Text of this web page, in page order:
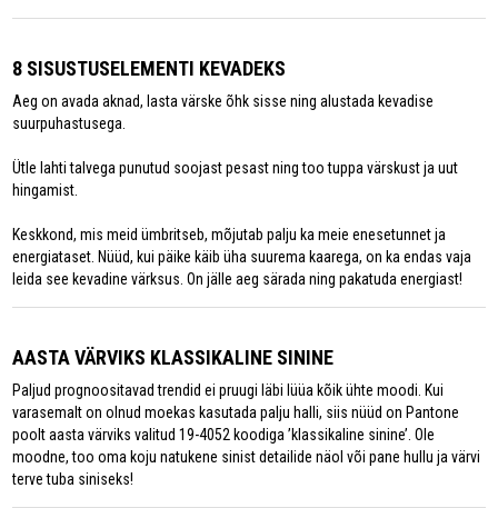
8 SISUSTUSELEMENTI KEVADEKS
Aeg on avada aknad, lasta värske õhk sisse ning alustada kevadise
suurpuhastusega.
Ütle lahti talvega punutud soojast pesast ning too tuppa värskust ja uut
hingamist.
Keskkond, mis meid ümbritseb, mõjutab palju ka meie enesetunnet ja
energiataset. Nüüd, kui päike käib üha suurema kaarega, on ka endas vaja
leida see kevadine värksus. On jälle aeg särada ning pakatuda energiast!
AASTA VÄRVIKS KLASSIKALINE SININE
Paljud prognoositavad trendid ei pruugi läbi lüüa kõik ühte moodi. Kui
varasemalt on olnud moekas kasutada palju halli, siis nüüd on Pantone
poolt aasta värviks valitud 19-4052 koodiga ’klassikaline sinine’. Ole
moodne, too oma koju natukene sinist detailide näol või pane hullu ja värvi
terve tuba siniseks!